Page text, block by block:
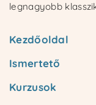
legnagyobb
Kezdőoldal
Ismertető
Kurzusok